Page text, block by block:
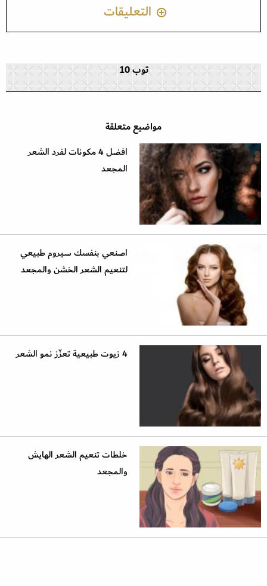
التعليقات
توب 10
مواضيع متعلقة
افضل 4 مكونات لفرد الشعر
المجعد
اصنعي بنفسك سيروم طبيعي
لتنعيم الشعر الخشن والمجعد
4 زيوت طبيعية تعزّز نمو الشعر
خلطات تنعيم الشعر الهايش
والمجعد